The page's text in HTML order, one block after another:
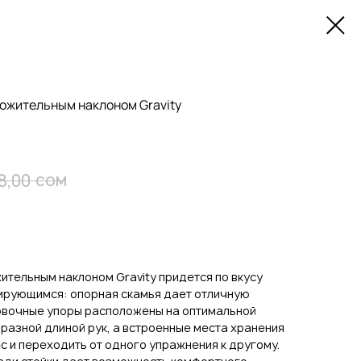
наклоном Gravity
сом
наклоном Gravity придется по вкусу
опорная скамья дает отличную
упоры расположены на оптимальной
длиной рук, а встроенные места хранения
и переходить от одного упражнения к другому.